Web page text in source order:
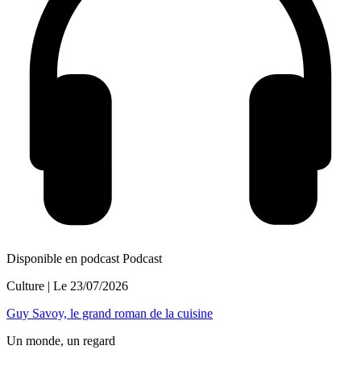
Disponible en podcast Podcast
Culture | Le 23/07/2026
Guy Savoy, le grand roman de la cuisine
Un monde, un regard